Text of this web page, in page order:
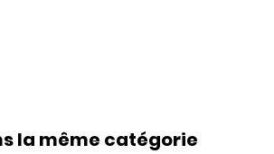
la même catégorie